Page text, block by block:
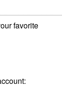
favorite